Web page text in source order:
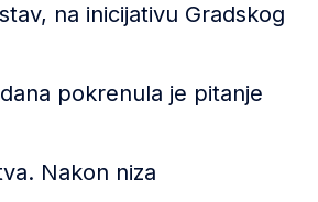
na inicijativu Gradskog
pokrenula je pitanje
Nakon niza